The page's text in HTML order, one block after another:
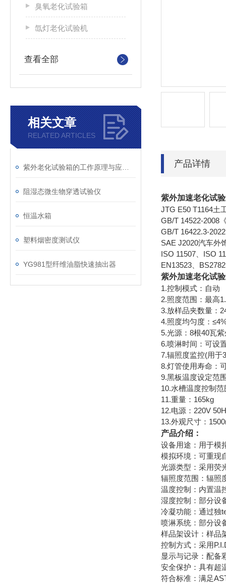
臭氧老化试验箱
氙灯老化试验机
查看全部
相关文章
RELATED ARTICLES
阻湿态微生物穿透试验仪
恒温水箱
塑料烟密度测试仪
YG981型纤维油脂快速抽出器
产品详情
紫外加速老化试
JTG E50 T1164土
GB/T 14522-2008
GB/T 16422.3-
SAE J2020汽车外
ISO 11507、ISO
EN13523、
紫外加速老化试
1.控制模式：自动
2.照度范围：最高
3.放样品夹数量：
4.照度均匀度：
5.光源：8根40瓦
6.喷淋时间：可设
7.辐照度监控(用于
8.灯管使用寿命：
9.黑板温度设定范
10.水槽温度控制
11.重量：165kg
12.电源：220V
13.外观尺寸：
产品介绍：
设备用途：用于模
模拟环境：可重现
光源类型：采用荧
辐照度范围：辐照
温度控制：内置温
湿度控制：部分设
冷凝功能：通过独
喷淋系统：部分设
样品架设计：样品
控制方式：采用
显示与记录：配备
安全保护：具有超
符合标准：满足